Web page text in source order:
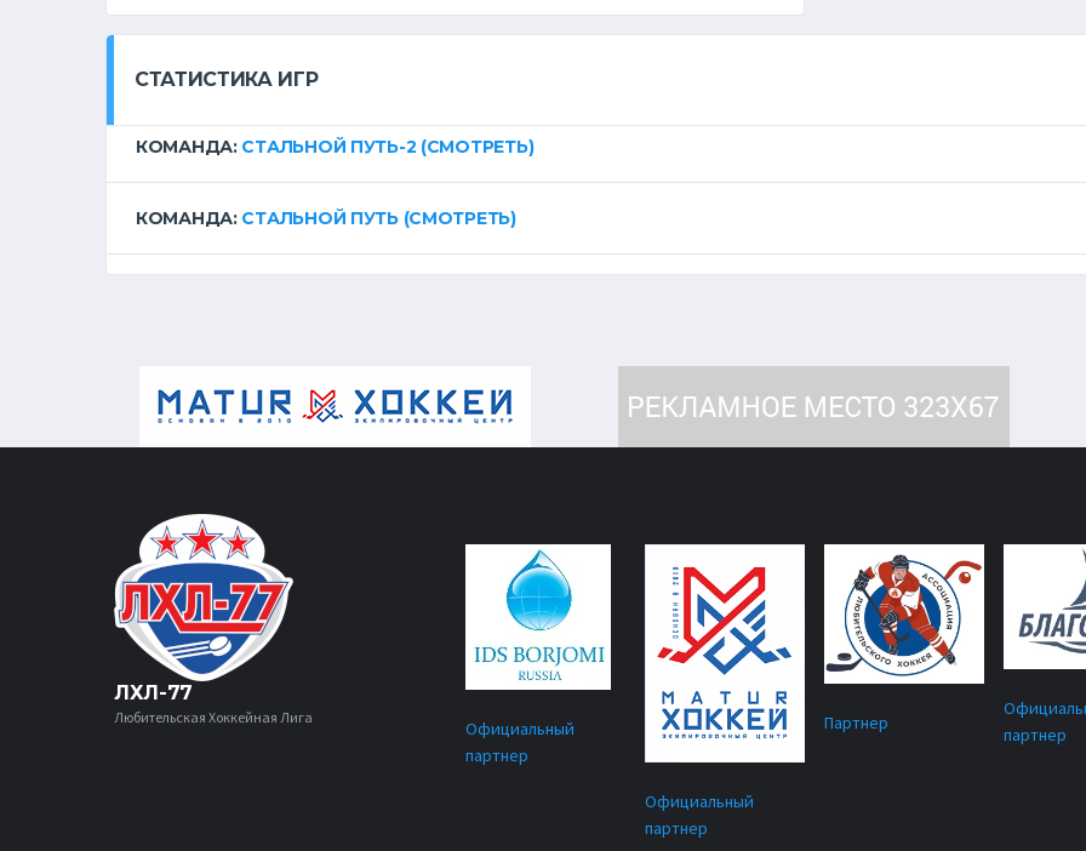
СТАТИСТИКА ИГР
КОМАНДА: СТАЛЬНОЙ ПУТЬ-2 (СМОТРЕТЬ)
КОМАНДА: СТАЛЬНОЙ ПУТЬ (СМОТРЕТЬ)
ЛХЛ-77
Любительская Хоккейная Лига
Официальный
партнер
Официальный
партнер
Партнер
партнер